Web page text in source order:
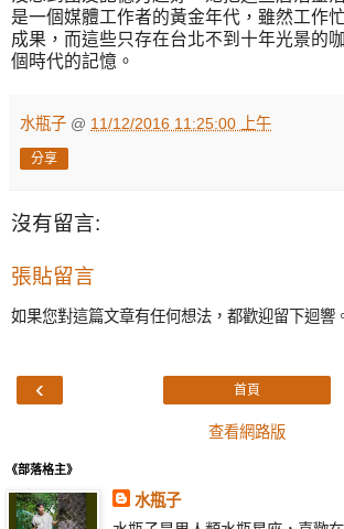
是一個媒體工作者的黃金年代，雖然工作
成果，而這些只存在台北不到十年光景的
個時代的記憶。
水瓶子 @ 11/12/2016 11:25:00 上午
分享
沒有留言:
張貼留言
如果您對這篇文章有任何想法，都歡迎留下迴響
‹ 首頁
查看網路版
《部落格主》
水瓶子